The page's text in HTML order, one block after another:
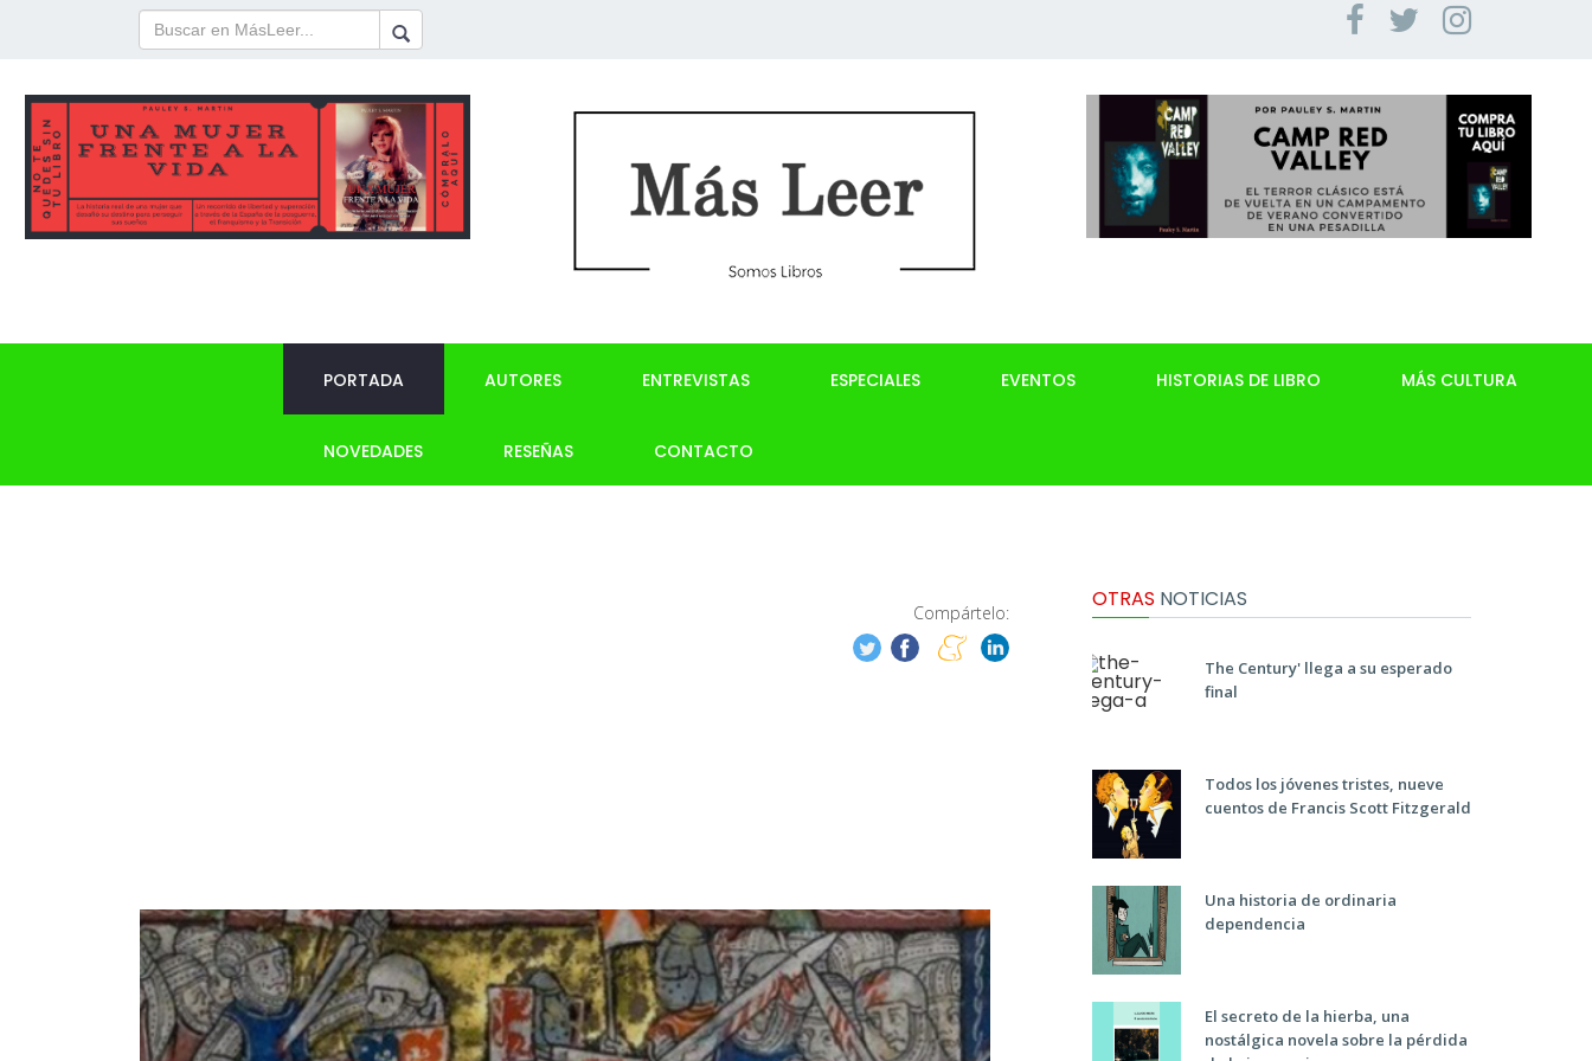
PORTADA AUTORES ENTREVISTAS ESPECIALES EVENTOS HISTORIAS DE LIBRO MÁS CULTURA
NOVEDADES RESEÑAS CONTACTO
Compártelo:
OTRAS NOTICIAS
The Century' llega a su esperado
final
Todos los jóvenes tristes, nueve
cuentos de Francis Scott Fitzgerald
Una historia de ordinaria
dependencia
El secreto de la hierba, una
nostálgica novela sobre la pérdida